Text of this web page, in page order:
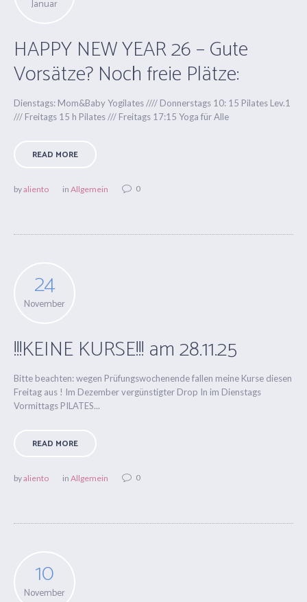
Januar
HAPPY NEW YEAR 26 – Gute
Vorsätze? Noch freie Plätze:
Dienstags: Mom&Baby Yogilates //// Donnerstags 10: 15 Pilates Lev.1
/// Freitags 15 h Pilates /// Freitags 17:15 Yoga für Alle
READ MORE
byaliento in Allgemein 0
24
November
!!!KEINE KURSE!!! am 28.11.25
Bitte beachten: wegen Prüfungswochenende fallen meine Kurse diesen
Freitag aus ! Im Dezember vergünstigter Drop In im Dienstags
Vormittags PILATES...
READ MORE
byaliento in Allgemein 0
10
November